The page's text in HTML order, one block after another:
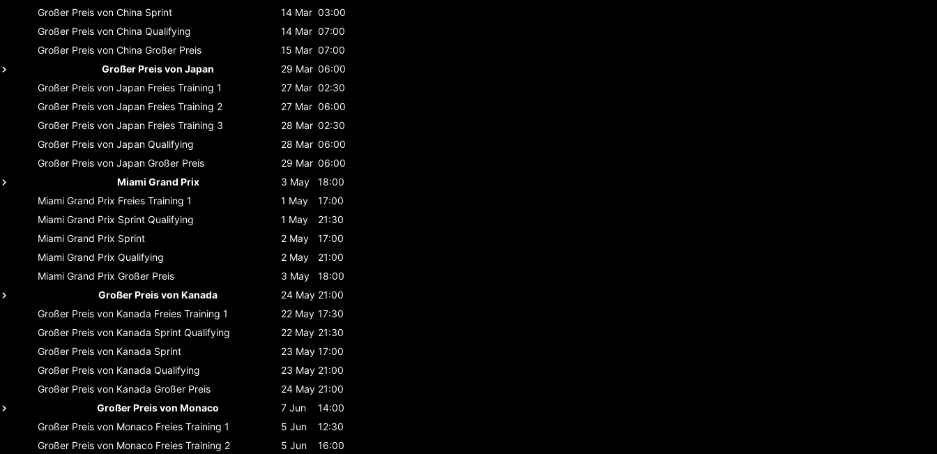
Großer Preis von China Sprint 14 Mar 03:00
Großer Preis von China Qualifying 14 Mar 07:00
Großer Preis von China Großer Preis 15 Mar 07:00
Großer Preis von Japan
29 Mar 06:00
Großer Preis von Japan Freies Training 1 27 Mar 02:30
Großer Preis von Japan Freies Training 2 27 Mar 06:00
Großer Preis von Japan Freies Training 3 28 Mar 02:30
Großer Preis von Japan Qualifying 28 Mar 06:00
Großer Preis von Japan Großer Preis 29 Mar 06:00
Miami Grand Prix
3 May
18:00
Miami Grand Prix Freies Training 1 1 May
17:00
Miami Grand Prix Sprint Qualifying 1 May
21:30
Miami Grand Prix Sprint 2 May
17:00
Miami Grand Prix Qualifying 2 May
21:00
Miami Grand Prix Großer Preis 3 May
18:00
Großer Preis von Kanada
24 May 21:00
Großer Preis von Kanada Freies Training 1 22 May 17:30
Großer Preis von Kanada Sprint Qualifying 22 May 21:30
Großer Preis von Kanada Sprint 23 May 17:00
Großer Preis von Kanada Qualifying 23 May 21:00
Großer Preis von Kanada Großer Preis 24 May 21:00
Großer Preis von Monaco
7 Jun
14:00
Großer Preis von Monaco Freies Training 1 5 Jun
12:30
Großer Preis von Monaco Freies Training 2 5 Jun
16:00